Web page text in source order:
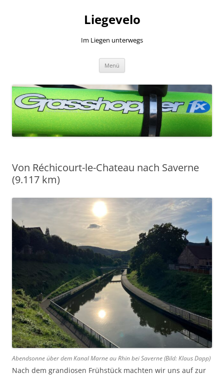
Liegevelo
Im Liegen unterwegs
Menü
Von Réchicourt-le-Chateau nach Saverne
(9.117 km)
Abendsonne über dem Kanal Marne au Rhin bei Saverne (Bild: Klaus Dapp)
Nach dem grandiosen Frühstück machten wir uns auf zur